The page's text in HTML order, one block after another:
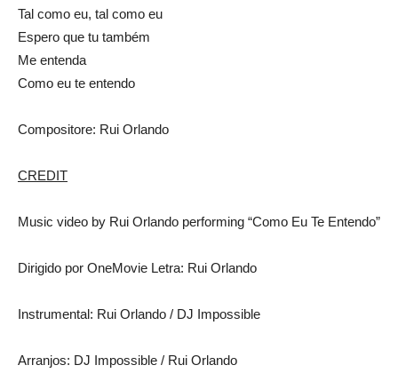
Tal como eu, tal como eu
Espero que tu também
Me entenda
Como eu te entendo
Compositore: Rui Orlando
CREDIT
Music video by Rui Orlando performing “Como Eu Te Entendo”
Dirigido por OneMovie Letra: Rui Orlando
Instrumental: Rui Orlando / DJ Impossible
Arranjos: DJ Impossible / Rui Orlando